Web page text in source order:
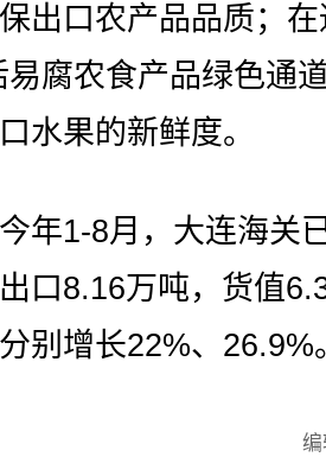
出口农产品品质；
易腐农食产品绿色通
水果的新鲜度。
1-8月，大连海关
口8.16万吨，货值
别增长22%、26.9%